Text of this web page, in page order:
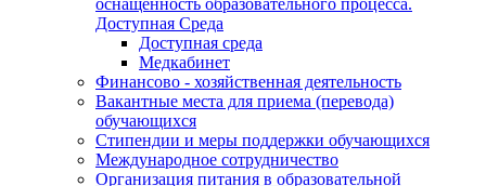
Доступная Среда
Доступная среда
Медкабинет
Финансово - хозяйственная деятельность
Вакантные места для приема (перевода)
обучающихся
Стипендии и меры поддержки обучающихся
Международное сотрудничество
Организация питания в образовательной